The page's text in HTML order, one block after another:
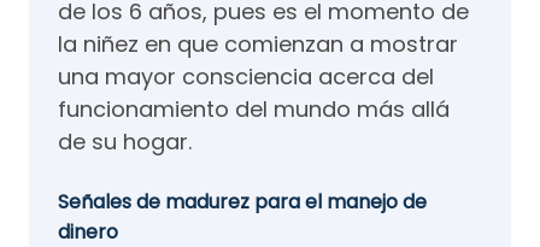
de los 6 años, pues es el momento de
la niñez en que comienzan a mostrar
una mayor consciencia acerca del
funcionamiento del mundo más allá
de su hogar.
Señales de madurez para el manejo de
dinero